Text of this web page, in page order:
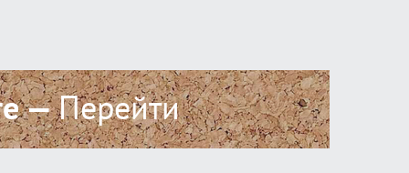
—Перейти